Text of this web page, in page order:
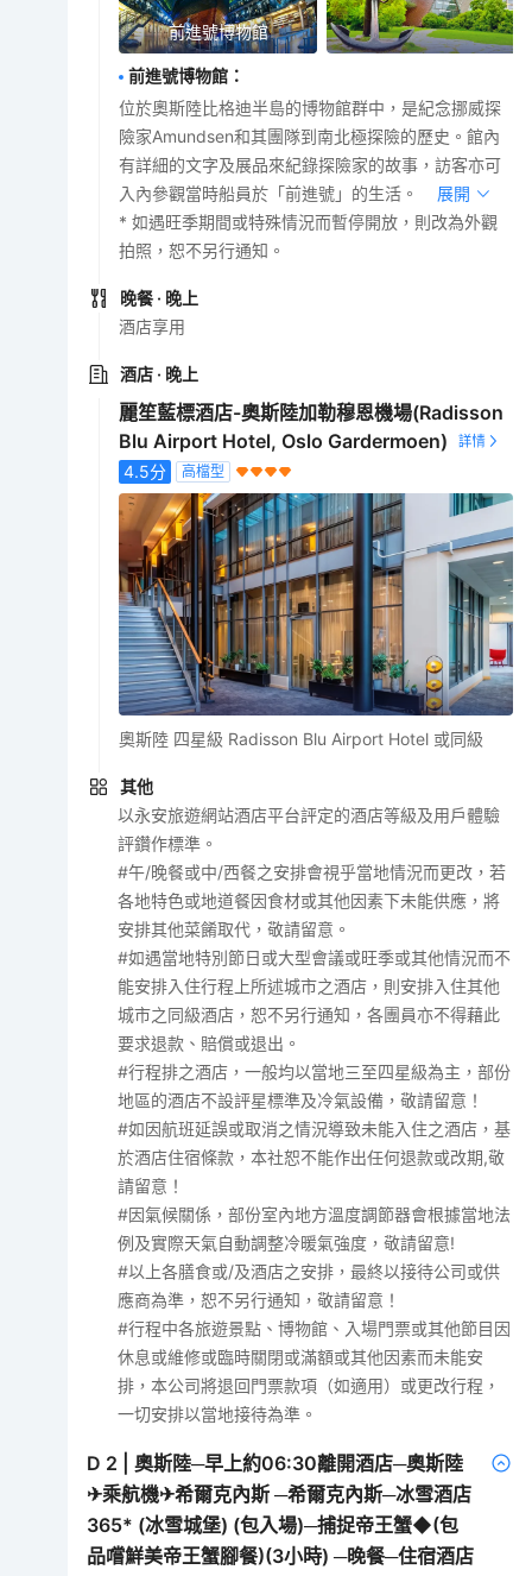
前進號博物館
前進號博物館 ：
位於奧斯陸比格迪半島的博物館群中，是紀念挪威探
險家Amundsen和其團隊到南北極探險的歷史。館內
有詳細的文字及展品來紀錄探險家的故事，訪客亦可
入內參觀當時船員於「前進號」的生活。
展開
* 如遇旺季期間或特殊情況而暫停開放，則改為外觀
拍照，恕不另行通知。
晚餐 · 晚上
酒店享用
酒店 · 晚上
麗笙藍標酒店-奧斯陸加勒穆恩機場(Radisson
Blu Airport Hotel, Oslo Gardermoen)
4.5分 高檔型
奧斯陸 四星級 Radisson Blu Airport Hotel 或同級
其他
以永安旅遊網站酒店平台評定的酒店等級及用戶體驗
評鑽作標準。
#午/晚餐或中/西餐之安排會視乎當地情況而更改，若
各地特色或地道餐因食材或其他因素下未能供應，將
安排其他菜餚取代，敬請留意。
#如遇當地特別節日或大型會議或旺季或其他情況而不
能安排入住行程上所述城市之酒店，則安排入住其他
城市之同級酒店，恕不另行通知，各團員亦不得藉此
要求退款、賠償或退出。
#行程排之酒店，一般均以當地三至四星級為主，部份
地區的酒店不設評星標準及冷氣設備，敬請留意！
#如因航班延誤或取消之情況導致未能入住之酒店，基
於酒店住宿條款，本社恕不能作出任何退款或改期,敬
請留意！
#因氣候關係，部份室內地方溫度調節器會根據當地法
例及實際天氣自動調整冷暖氣強度，敬請留意!
#以上各膳食或/及酒店之安排，最終以接待公司或供
應商為準，恕不另行通知，敬請留意！
#行程中各旅遊景點、博物館、入場門票或其他節目因
休息或維修或臨時關閉或滿額或其他因素而未能安
排，本公司將退回門票款項（如適用）或更改行程，
一切安排以當地接待為準。
D 2 |奧斯陸─早上約06:30離開酒店─奧斯陸
✈乘航機✈希爾克內斯 ─希爾克內斯─冰雪酒店
365* (冰雪城堡) (包入場)─捕捉帝王蟹◆(包
品嚐鮮美帝王蟹腳餐)(3小時) ─晚餐─住宿酒店